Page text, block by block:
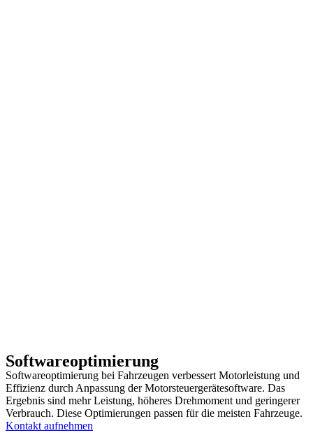
Software­optimierung
Softwareoptimierung bei Fahrzeugen verbessert Motorleistung und
Effizienz durch Anpassung der Motorsteuergerätesoftware. Das
Ergebnis sind mehr Leistung, höheres Drehmoment und geringerer
Verbrauch. Diese Optimierungen passen für die meisten Fahrzeuge.
Kontakt aufnehmen